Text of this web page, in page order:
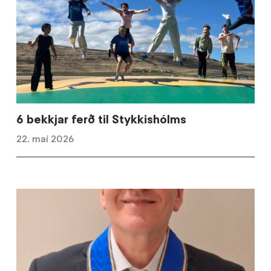
6 bekkjar ferð til Stykkishólms
22. maí 2026